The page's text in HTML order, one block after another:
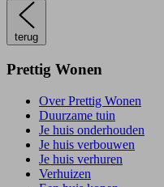
terug
Prettig Wonen
Over Prettig Wonen
Duurzame tuin
Je huis onderhouden
Je huis verbouwen
Je huis verhuren
Verhuizen